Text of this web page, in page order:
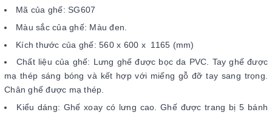
Mã của ghế: SG607
Màu sắc của ghế: Màu đen.
Kích thước của ghế: 560 x 600 x 1165 (mm)
Chất liệu của ghế: Lưng ghế được bọc da PVC. Tay ghế được
mạ thép sáng bóng và kết hợp với miếng gỗ đỡ tay sang trọng.
Chân ghế được mạ thép.
Kiểu dáng: Ghế xoay có lưng cao. Ghế được trang bị 5 bánh